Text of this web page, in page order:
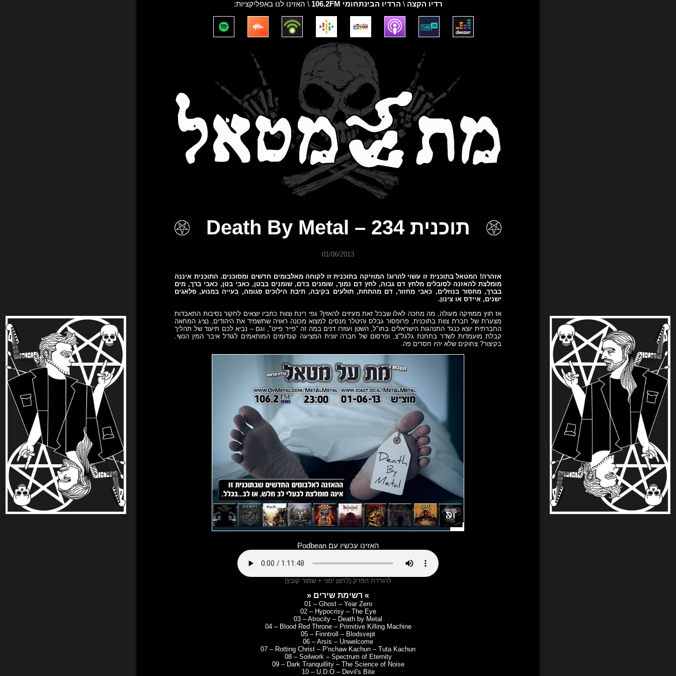
רדיו הקצה \ הרדיו הבינתחומי 106.2FM \ האזינו לנו באפליקציות:
תוכנית 234 – Death By Metal
01/06/2013
אזהרה! המטאל בתוכנית זו עשוי להרוג! המוזיקה בתוכנית זו לקוחה מאלבומים חדשים ומסוכנים. התוכנית איננה
מומלצת להאזנה לסובלים מלחץ דם גבוה, לחץ דם נמוך, שומנים בדם, שומנים בבטן, כאבי בטן, כאבי ברך, מים
בברך, מחסור בנוזלים, כאבי מחזור, דם מהתחת, תולעים בקיבה, תיבת הילוכים פגומה, בעייה במנוע, פלאגים
ישנים, איידס או צינון.
אז חוץ ממוזיקה מעולה, מה מחכה לאלו שבכל זאת מעיזים להאזין? גפי רינת וצוות כתביו יוצאים לחקור נסיבות התאבדות
מצערת של חברת צוות בתוכנית, פרופסור גבלס והיטלר מנסים למצוא מכונה ראויה שתשמיד את היהודים, נציג המחאה
החברתית יוצא כנגד התנהגות הישראלים בחו"ל, השטן ועוזרו דנים במה זה "פייר פייט", וגם – נביא לכם תיעוד של תהליך
קבלת מועמדות לשדר בתחנת גלגל"צ, ופרסום של חברה יוונית המציעה קונדומים המותאמים לגודל איבר המין הנשי.
בקיצור? צחוקים שלא יהיו חסרים פה.
האזינו עכשיו עם Podbean
להורדת הפרק (לחצן ימני + שמור קובץ)
» רשימת שירים «
01 – Ghost – Year Zero
02 – Hypocrisy – The Eye
03 – Atrocity – Death by Metal
04 – Blood Red Throne – Primitive Killing Machine
05 – Finntroll – Blodsvept
06 – Arsis – Unwelcome
07 – Rotting Christ – P'nchaw Kachun – Tuta Kachun
08 – Soilwork – Spectrum of Eternity
09 – Dark Tranquillity – The Science of Noise
10 – U.D.O – Devil's Bite